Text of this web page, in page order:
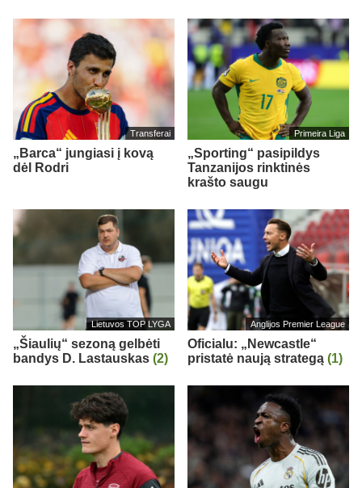
Transferai
„Barca“ jungiasi į kovą
dėl Rodri
Primeira Liga
„Sporting“ pasipildys
Tanzanijos rinktinės
krašto saugu
Lietuvos TOP LYGA
„Šiaulių“ sezoną gelbėti
bandys D. Lastauskas (2)
Anglijos Premier League
Oficialu: „Newcastle“
pristatė naują strategą (1)